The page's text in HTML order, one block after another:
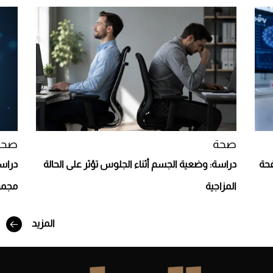
Aston Martin Valiant: على هوى الأبطال
صحة
دراسة: وضعية الجسم أثناء الجلوس تؤثر على الحالة
المزاجية
المزيد